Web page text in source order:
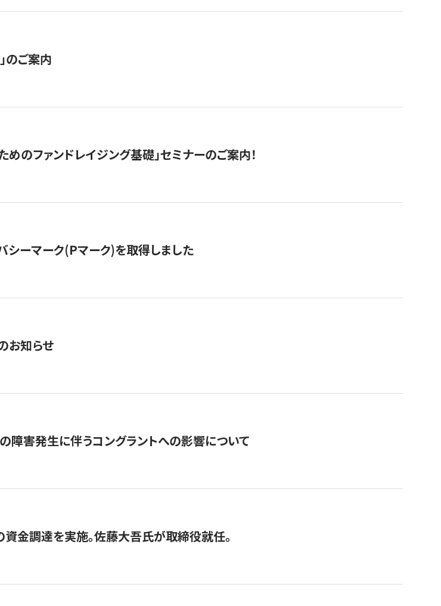
のご案内
めのファンドレイジング基礎」セミナーのご案内！
シーマーク(Pマーク)を取得しました
お知らせ
障害発生に伴うコングラントへの影響について
金調達を実施。佐藤大吾氏が取締役就任。